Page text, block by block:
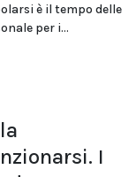
è il tempo delle
per i...
I